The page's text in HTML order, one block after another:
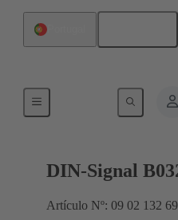
Terminación de placa
DIN-Signal
Artículo Nº: 09 02 132